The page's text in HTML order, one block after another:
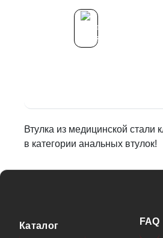
Втулка из медицинской
в категории анальных втулок!
Каталог FAQ